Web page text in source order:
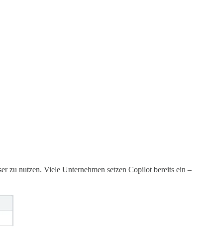
zu nutzen. Viele Unternehmen setzen Copilot bereits ein –